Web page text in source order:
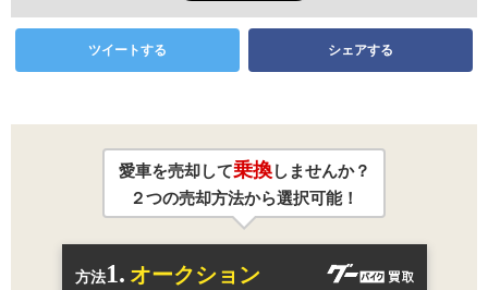
ツイートする シェアする
愛車を売却して乗換しませんか？
２つの売却方法から選択可能！
方法1. オークション